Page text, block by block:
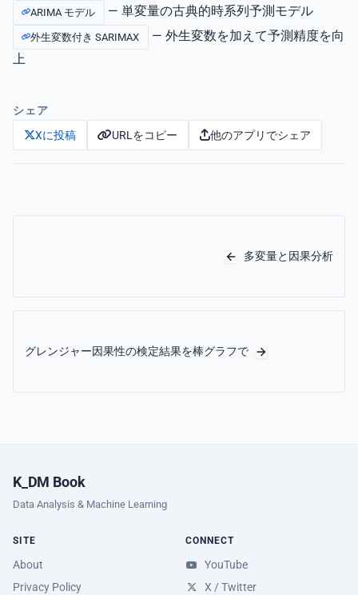
ARIMA モデル — 単変量の古典的時系列予測モデル
外生変数付き SARIMAX
— 外生変数を加えて予測精度を向
上
シェア
Xに投稿
URLをコピー 他のアプリでシェア
多変量と因果分析
グレンジャー因果性の検定結果を棒グラフで
K_DM Book
Data Analysis & Machine Learning
SITE
About
Privacy Policy
CONNECT
YouTube
X / Twitter